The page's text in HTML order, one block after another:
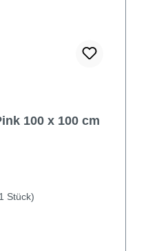
100 x 100 cm
Stück)